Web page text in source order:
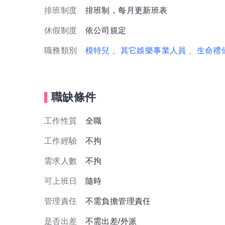
排班制度 排班制，每月更新班表
休假制度 依公司規定
職務類別 模特兒 、其它娛樂事業人員 、生命禮
職缺條件
工作性質 全職
工作經驗 不拘
需求人數 不拘
可上班日 隨時
管理責任 不需負擔管理責任
是否出差 不需出差/外派